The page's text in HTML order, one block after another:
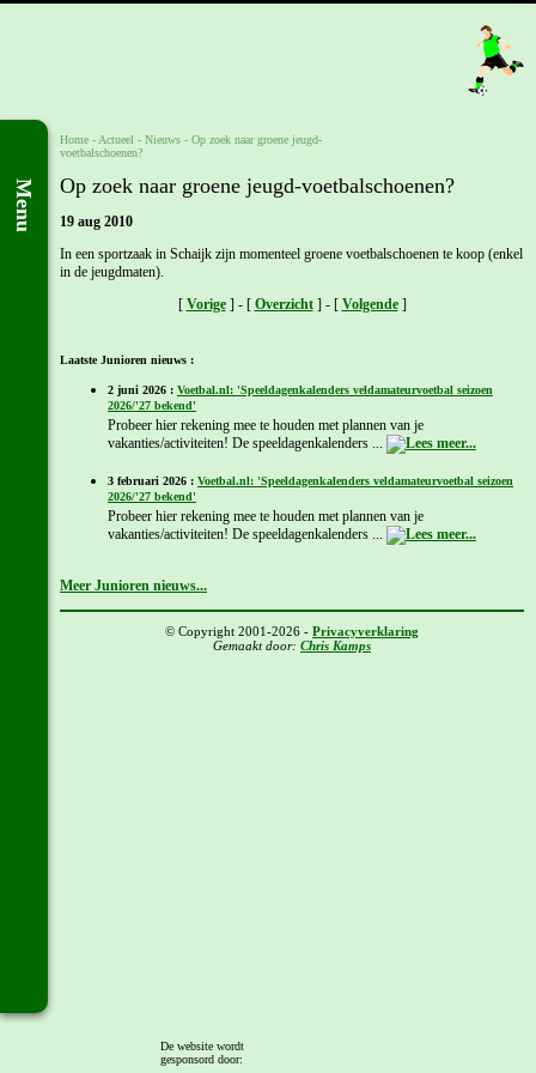
Menu
Home - Actueel - Nieuws - Op zoek naar groene jeugd-
voetbalschoenen?
Op zoek naar groene jeugd-voetbalschoenen?
19 aug 2010
In een sportzaak in Schaijk zijn momenteel groene voetbalschoenen te koop (enkel
in de jeugdmaten).
[ Vorige] - [ Overzicht] - [ Volgende]
Laatste Junioren nieuws :
2 juni 2026 : Voetbal.nl: 'Speeldagenkalenders veldamateurvoetbal seizoen
2026/'27 bekend'
Probeer hier rekening mee te houden met plannen van je
vakanties/activiteiten! De speeldagenkalenders ...
3 februari 2026 : Voetbal.nl: 'Speeldagenkalenders veldamateurvoetbal seizoen
2026/'27 bekend'
Probeer hier rekening mee te houden met plannen van je
vakanties/activiteiten! De speeldagenkalenders ...
Meer Junioren nieuws...
© Copyright 2001-2026 - Privacyverklaring
Gemaakt door: Chris Kamps
De website wordt
gesponsord door: